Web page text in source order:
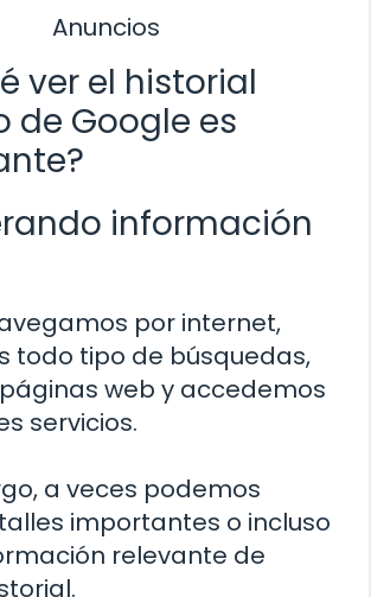
Anuncios
ver el historial
de Google es
información
por internet,
todo tipo de búsquedas,
web y accedemos
servicios.
a veces podemos
importantes o incluso
relevante de